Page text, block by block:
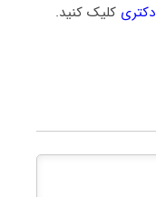
کلیک کنید.